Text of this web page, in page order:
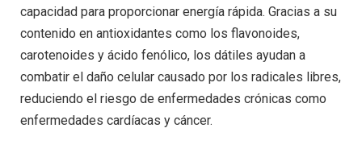
capacidad para proporcionar energía rápida. Gracias a su
contenido en antioxidantes como los flavonoides,
carotenoides y ácido fenólico, los dátiles ayudan a
combatir el daño celular causado por los radicales libres,
reduciendo el riesgo de enfermedades crónicas como
enfermedades cardíacas y cáncer.